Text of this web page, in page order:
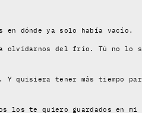
dónde ya solo había vacío.
olvidarnos del frío. Tú no lo
Y quisiera tener más tiempo
te quiero guardados en mi